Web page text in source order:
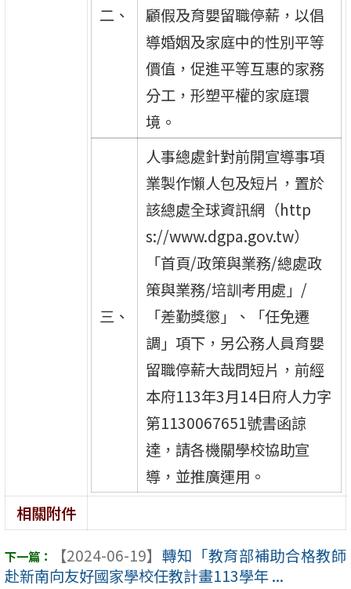
二、
顧假及育嬰留職停薪，以倡
導婚姻及家庭中的性別平等
價值，促進平等互惠的家務
分工，形塑平權的家庭環
境。
三、
人事總處針對前開宣導事項
業製作懶人包及短片，置於
該總處全球資訊網（http
s://www.dgpa.gov.tw）
「首頁/政策與業務/總處政
策與業務/培訓考用處」/
「差勤獎懲」、「任免遷
調」項下，另公務人員育嬰
留職停薪大哉問短片，前經
本府113年3月14日府人力字
第1130067651號書函諒
達，請各機關學校協助宣
導，並推廣運用。
相關附件
【2024-06-19】 轉知「教育部補助合格教師
赴新南向友好國家學校任教計畫113學年 ...